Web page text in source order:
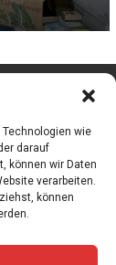
wie
darauf
können wir Daten
verarbeiten.
können
Impressum